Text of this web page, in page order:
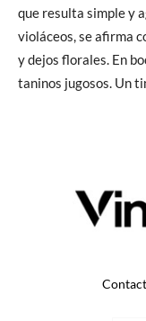
que resulta simple y
violáceos, se afirma
y dejos florales. En
taninos jugosos. Un